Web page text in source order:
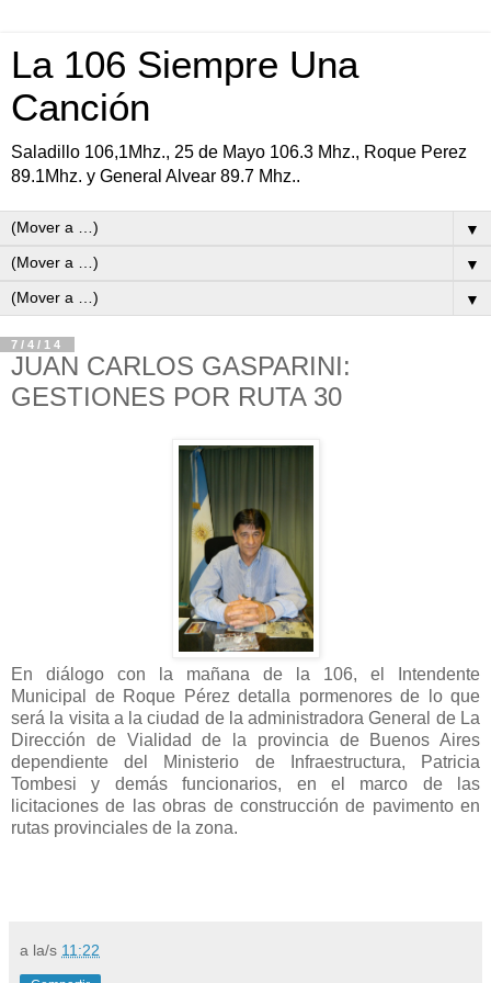
La 106 Siempre Una
Canción
Saladillo 106,1Mhz., 25 de Mayo 106.3 Mhz., Roque Perez
89.1Mhz. y General Alvear 89.7 Mhz..
▼
▼
▼
7/4/14
JUAN CARLOS GASPARINI:
GESTIONES POR RUTA 30
En diálogo con la mañana de la 106, el Intendente
Municipal de Roque Pérez detalla pormenores de lo que
será la visita a la ciudad de la administradora General de La
Dirección de Vialidad de la provincia de Buenos Aires
dependiente del Ministerio de Infraestructura, Patricia
Tombesi y demás funcionarios, en el marco de las
licitaciones de las obras de construcción de pavimento en
rutas provinciales de la zona.
a la/s 11:22